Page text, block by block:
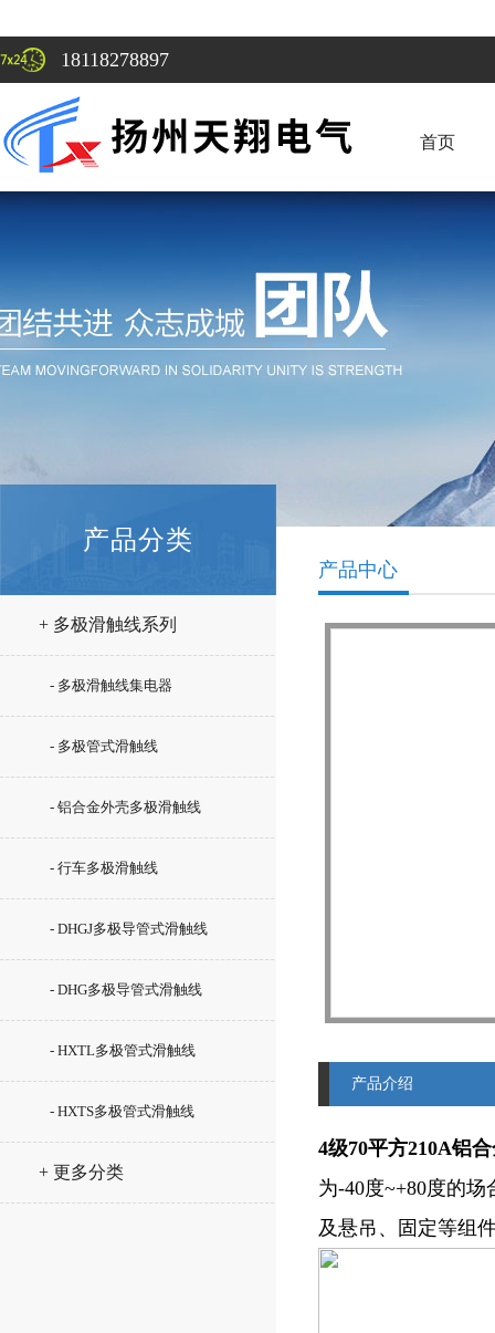
18118278897
首页
产品分类
+ 多极滑触线系列
- 多极滑触线集电器
- 多极管式滑触线
- 铝合金外壳多极滑触线
- 行车多极滑触线
- DHGJ多极导管式滑触线
- DHG多极导管式滑触线
- HXTL多极管式滑触线
- HXTS多极管式滑触线
+ 更多分类
产品中心
产品介绍
4级70平方210A铝
为-40度~+80度的
及悬吊、固定等组